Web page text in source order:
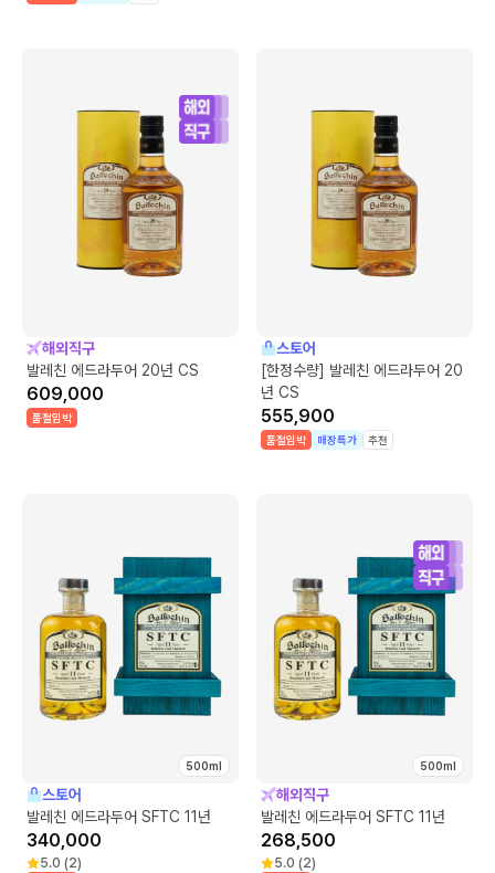
해외직구
발레친 에드라두어 20년 CS
609,000
품절임박
스토어
[한정수량] 발레친 에드라두어 20
년 CS
555,900
품절임박 매장특가 추천
500ml
스토어
발레친 에드라두어 SFTC 11년
340,000
5.0 (2)
500ml
해외직구
발레친 에드라두어 SFTC 11년
268,500
5.0 (2)